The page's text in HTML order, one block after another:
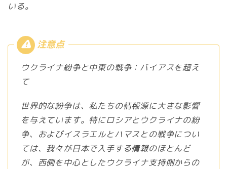
いる。
ウクライナ紛争と中東の戦争：バイアスを超え
て
世界的な紛争は、私たちの情報源に大きな影響
を与えています。特にロシアとウクライナの紛
争、およびイスラエルとハマスとの戦争につい
ては、我々が日本で入手する情報のほとんど
が、西側を中心としたウクライナ支持側からの